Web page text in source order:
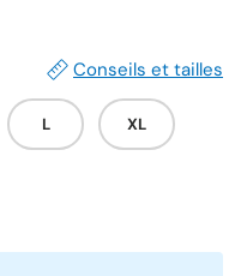
Conseils et tailles
L XL